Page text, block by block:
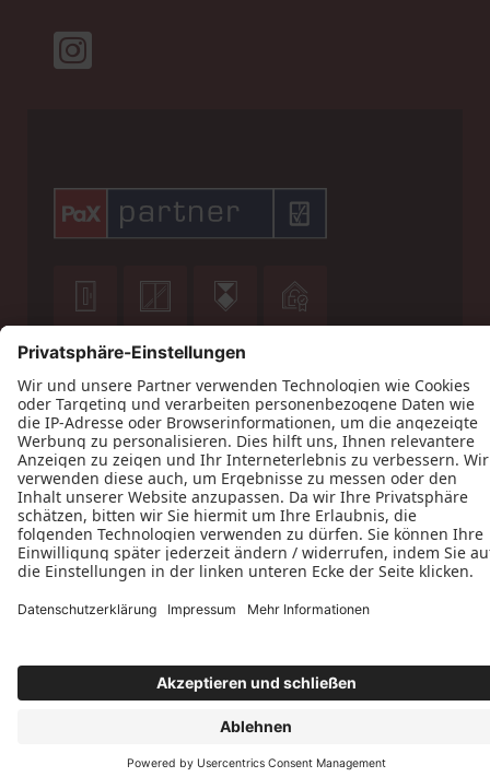
  
  
Datenschutz Impressum Kontakt Allgemeine
Geschäftsbedingungen